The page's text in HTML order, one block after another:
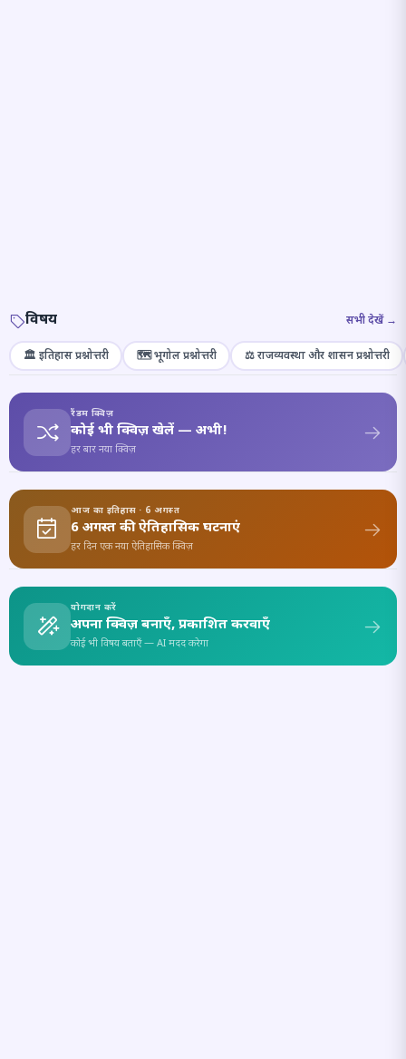
विषय सभी देखें →
🏛️ इतिहास प्रश्नोत्तरी 🗺️ भूगोल प्रश्नोत्तरी ⚖️ राजव्यवस्था और शासन प्रश्नोत्तरी
रैंडम क्विज़
कोई भी क्विज़ खेलें — अभी!
हर बार नया क्विज़
आज का इतिहास · 6 अगस्त
6 अगस्त की ऐतिहासिक घटनाएं
हर दिन एक नया ऐतिहासिक क्विज़
योगदान करें
अपना क्विज़ बनाएँ, प्रकाशित करवाएँ
कोई भी विषय बताएँ — AI मदद करेगा